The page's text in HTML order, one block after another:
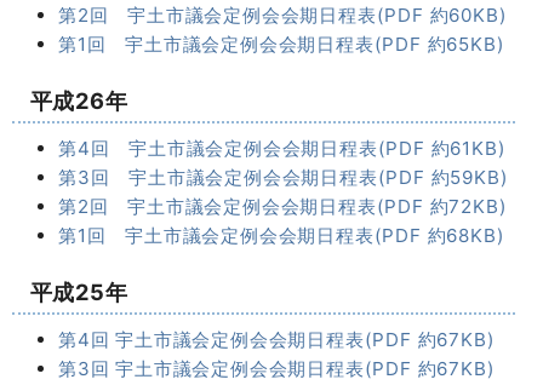
第2回 宇土市議会定例会会期日程表(PDF 約60KB)
第1回 宇土市議会定例会会期日程表(PDF 約65KB)
平成26年
第4回 宇土市議会定例会会期日程表(PDF 約61KB)
第3回 宇土市議会定例会会期日程表(PDF 約59KB)
第2回 宇土市議会定例会会期日程表(PDF 約72KB)
第1回 宇土市議会定例会会期日程表(PDF 約68KB)
平成25年
第4回 宇土市議会定例会会期日程表(PDF 約67KB)
第3回 宇土市議会定例会会期日程表(PDF 約67KB)